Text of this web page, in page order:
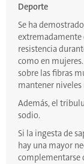
Deporte
Se ha
extremadamente
resistencia
como en
sobre las fibras
mantener
Además, el
sodio.
Si la ingesta de
hay una mayor
complementarse